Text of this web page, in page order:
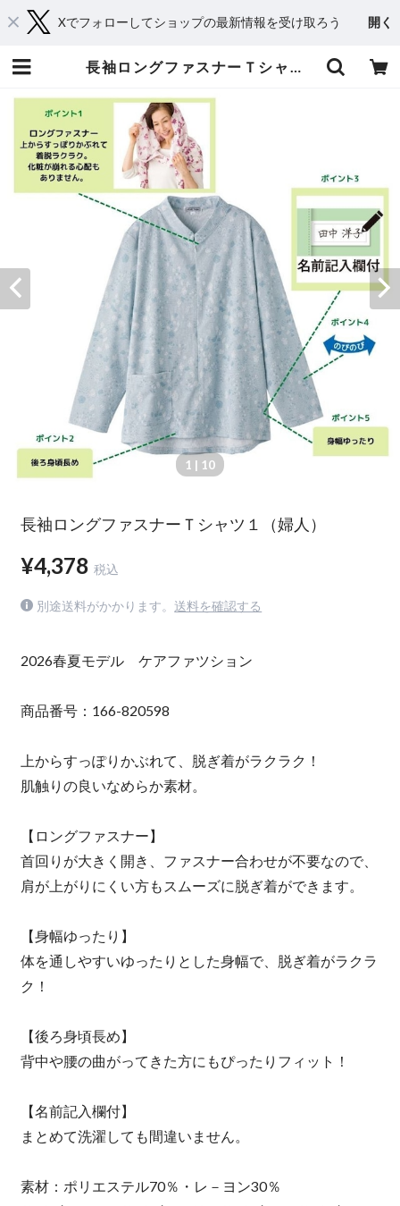
Xでフォローしてショップの最新情報を受け取ろう 開く
長袖ロングファスナーＴシャツ１（婦人） | おしゃれシニアの衣料品店 コタケ
1 | 10
長袖ロングファスナーＴシャツ１（婦人）
¥4,378 税込
別途送料がかかります。 送料を確認する
2026春夏モデル ケアファツション
商品番号：166-820598
上からすっぽりかぶれて、脱ぎ着がラクラク！
肌触りの良いなめらか素材。
【ロングファスナー】
首回りが大きく開き、ファスナー合わせが不要なので、
肩が上がりにくい方もスムーズに脱ぎ着ができます。
【身幅ゆったり】
体を通しやすいゆったりとした身幅で、脱ぎ着がラクラ
ク！
【後ろ身頃長め】
背中や腰の曲がってきた方にもぴったりフィット！
【名前記入欄付】
まとめて洗濯しても間違いません。
素材：ポリエステル70％・レ－ヨン30％